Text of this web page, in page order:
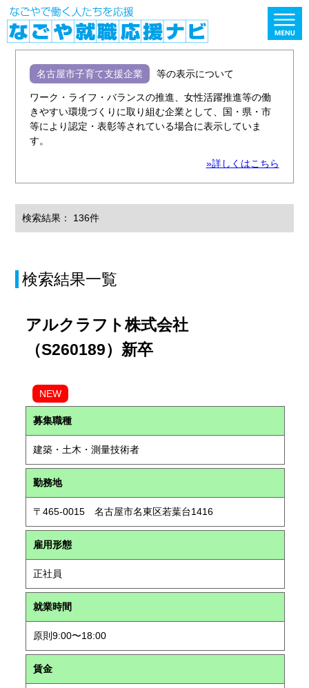
名古屋市子育て支援企業 等の表示について
ワーク・ライフ・バランスの推進、女性活躍推進等の働
きやすい環境づくりに取り組む企業として、国・県・市
等により認定・表彰等されている場合に表示していま
す。
»詳しくはこちら
検索結果： 136件
検索結果一覧
アルクラフト株式会社
（S260189）新卒
NEW
募集職種
建築・土木・測量技術者
勤務地
〒465-0015 名古屋市名東区若葉台1416
雇用形態
正社員
就業時間
原則9:00〜18:00
賃金